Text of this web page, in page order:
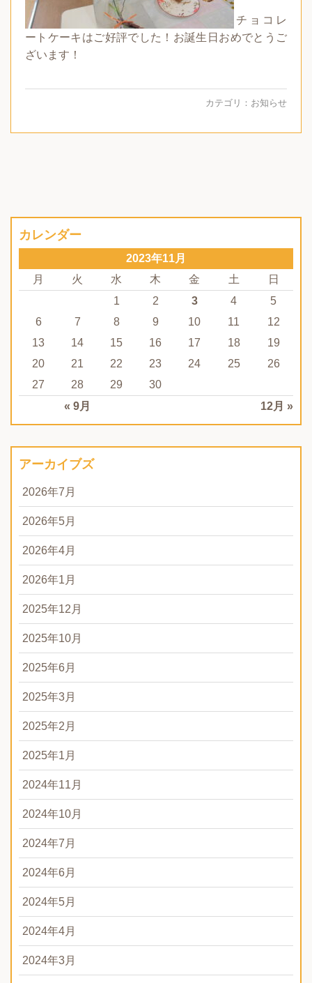
チョコレ
ートケーキはご好評でした！お誕生日おめでとうご
ざいます！
カテゴリ： お知らせ
カレンダー
2023年11月
月
火 水 木 金 土 日
« 9月 12月 »
1 2 3 4
5
6
7 8 9 10 11
12
13
14 15 16 17 18
19
20
21 22 23 24 25
26
27
28 29 30
アーカイブズ
2026年7月
2026年5月
2026年4月
2026年1月
2025年12月
2025年10月
2025年6月
2025年3月
2025年2月
2025年1月
2024年11月
2024年10月
2024年7月
2024年6月
2024年5月
2024年4月
2024年3月